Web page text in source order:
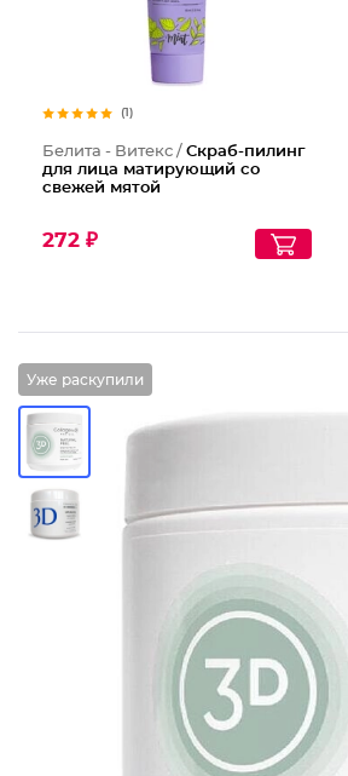
(1)
Белита - Витекс / Скраб-пилинг
для лица матирующий со
свежей мятой
272 ₽
Уже раскупили